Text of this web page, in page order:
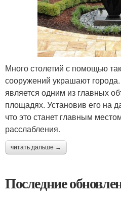
Много столетий с помощью
сооружений украшают
является одним из главных
площадях. Установив его на
что это станет главным
расслабления.
читать дальше →
Последние